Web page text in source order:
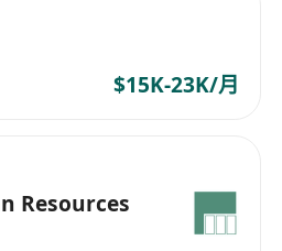
辦公設備日常維護及行政
部行政事務高效運轉
公函、香港稅局稅單及各
、歸檔與保管，確保資料完
$15K-23K/月
Resources